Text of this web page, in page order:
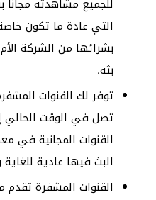
للجميع مشاهدته
التي عادة ما تكون
بشرائها من الشركة
بثه.
توفر لك القنوات
القنوات المجانية في
البث فيها عادية
القنوات المشفرة